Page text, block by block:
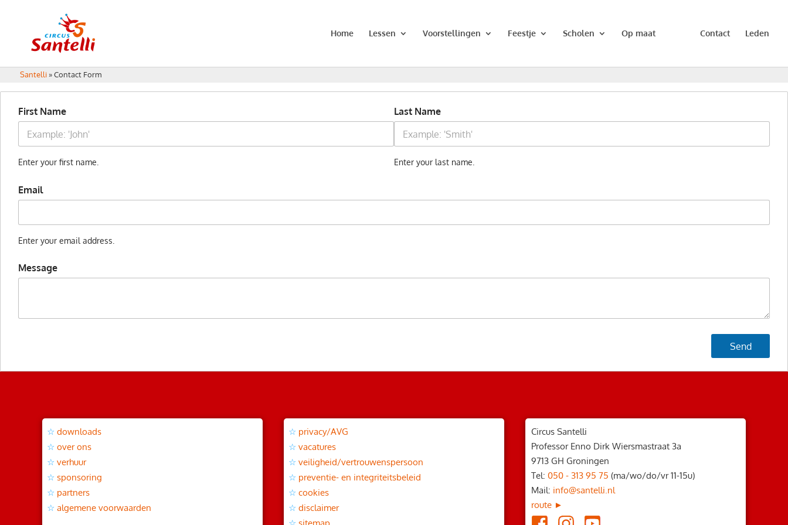
Home Lessen Voorstellingen Feestje Scholen Op maat Contact Leden
Santelli»Contact Form
First Name
Enter your first name.
Last Name
Enter your last name.
Email
Enter your email address.
Message
downloads
over ons
verhuur
sponsoring
partners
algemene voorwaarden
privacy/AVG
vacatures
veiligheid/vertrouwenspersoon
preventie- en integriteitsbeleid
cookies
disclaimer
sitemap
Circus Santelli
Professor Enno Dirk Wiersmastraat 3a
9713 GH Groningen
Tel: 050 - 313 95 75 (ma/wo/do/vr 11-15u)
Mail: info@santelli.nl
route ►